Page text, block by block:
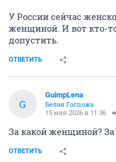
У России сейчас
женщиной. И вот кто-
допустить.
ОТВЕТИТЬ
G
GuimpLena
Белая Госпожа
15 мая 2026 в 11:36
За какой женщиной?
ОТВЕТИТЬ